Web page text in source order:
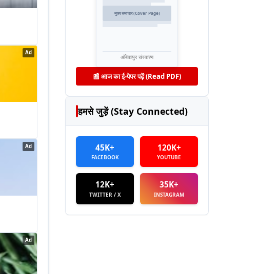
Ad
Ad
Ad
मुख्य समाचार (Cover Page)
अंबिकापुर संस्करण
📰 आज का ई-पेपर पढ़ें (Read PDF)
हमसे जुड़ें (Stay Connected)
45K+
FACEBOOK
120K+
YOUTUBE
12K+
TWITTER / X
35K+
INSTAGRAM